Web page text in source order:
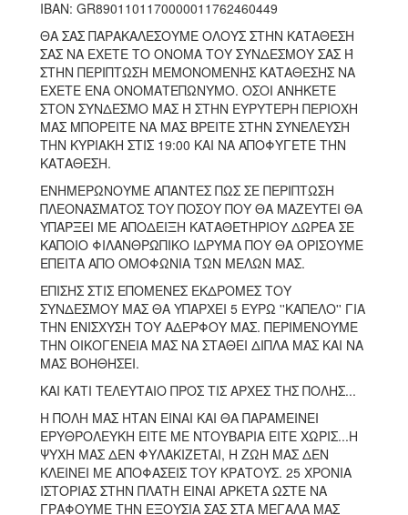
IBAN: GR8901101170000011762460449
ΘΑ ΣΑΣ ΠΑΡΑΚΑΛΕΣΟΥΜΕ ΟΛΟΥΣ ΣΤΗΝ ΚΑΤΑΘΕΣΗ
ΣΑΣ ΝΑ ΕΧΕΤΕ ΤΟ ΟΝΟΜΑ ΤΟΥ ΣΥΝΔΕΣΜΟΥ ΣΑΣ Ή
ΣΤΗΝ ΠΕΡΙΠΤΩΣΗ ΜΕΜΟΝΟΜΕΝΗΣ ΚΑΤΑΘΕΣΗΣ ΝΑ
ΕΧΕΤΕ ΕΝΑ ΟΝΟΜΑΤΕΠΩΝΥΜΟ. ΟΣΟΙ ΑΝΗΚΕΤΕ
ΣΤΟΝ ΣΥΝΔΕΣΜΟ ΜΑΣ Ή ΣΤΗΝ ΕΥΡΥΤΕΡΗ ΠΕΡΙΟΧΗ
ΜΑΣ ΜΠΟΡΕΙΤΕ ΝΑ ΜΑΣ ΒΡΕΙΤΕ ΣΤΗΝ ΣΥΝΕΛΕΥΣΗ
ΤΗΝ ΚΥΡΙΑΚΗ ΣΤΙΣ 19:00 ΚΑΙ ΝΑ ΑΠΟΦΥΓΕΤΕ ΤΗΝ
ΚΑΤΑΘΕΣΗ.
ΕΝΗΜΕΡΩΝΟΥΜΕ ΑΠΑΝΤΕΣ ΠΩΣ ΣΕ ΠΕΡΙΠΤΩΣΗ
ΠΛΕΟΝΑΣΜΑΤΟΣ ΤΟΥ ΠΟΣΟΥ ΠΟΥ ΘΑ ΜΑΖΕΥΤΕΙ ΘΑ
ΥΠΑΡΞΕΙ ΜΕ ΑΠΟΔΕΙΞΗ ΚΑΤΑΘΕΤΗΡΙΟΥ ΔΩΡΕΑ ΣΕ
ΚΑΠΟΙΟ ΦΙΛΑΝΘΡΩΠΙΚΟ ΙΔΡΥΜΑ ΠΟΥ ΘΑ ΟΡΙΣΟΥΜΕ
ΕΠΕΙΤΑ ΑΠΟ ΟΜΟΦΩΝΙΑ ΤΩΝ ΜΕΛΩΝ ΜΑΣ.
ΕΠΙΣΗΣ ΣΤΙΣ ΕΠΟΜΕΝΕΣ ΕΚΔΡΟΜΕΣ ΤΟΥ
ΣΥΝΔΕΣΜΟΥ ΜΑΣ ΘΑ ΥΠΑΡΧΕΙ 5 ΕΥΡΩ ''ΚΑΠΕΛΟ'' ΓΙΑ
ΤΗΝ ΕΝΙΣΧΥΣΗ ΤΟΥ ΑΔΕΡΦΟΥ ΜΑΣ. ΠΕΡΙΜΕΝΟΥΜΕ
ΤΗΝ ΟΙΚΟΓΕΝΕΙΑ ΜΑΣ ΝΑ ΣΤΑΘΕΙ ΔΙΠΛΑ ΜΑΣ ΚΑΙ ΝΑ
ΜΑΣ ΒΟΗΘΗΣΕΙ.
ΚΑΙ ΚΑΤΙ ΤΕΛΕΥΤΑΙΟ ΠΡΟΣ ΤΙΣ ΑΡΧΕΣ ΤΗΣ ΠΟΛΗΣ...
Η ΠΟΛΗ ΜΑΣ ΗΤΑΝ ΕΙΝΑΙ ΚΑΙ ΘΑ ΠΑΡΑΜΕΙΝΕΙ
ΕΡΥΘΡΟΛΕΥΚΗ ΕΙΤΕ ΜΕ ΝΤΟΥΒΑΡΙΑ ΕΙΤΕ ΧΩΡΙΣ...Η
ΨΥΧΗ ΜΑΣ ΔΕΝ ΦΥΛΑΚΙΖΕΤΑΙ, Η ΖΩΗ ΜΑΣ ΔΕΝ
ΚΛΕΙΝΕΙ ΜΕ ΑΠΟΦΑΣΕΙΣ ΤΟΥ ΚΡΑΤΟΥΣ. 25 ΧΡΟΝΙΑ
ΙΣΤΟΡΙΑΣ ΣΤΗΝ ΠΛΑΤΗ ΕΙΝΑΙ ΑΡΚΕΤΑ ΩΣΤΕ ΝΑ
ΓΡΑΦΟΥΜΕ ΤΗΝ ΕΞΟΥΣΙΑ ΣΑΣ ΣΤΑ ΜΕΓΑΛΑ ΜΑΣ